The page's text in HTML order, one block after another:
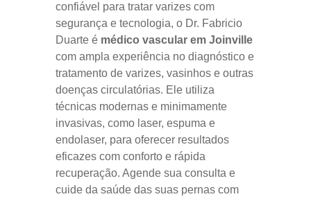
confiável para tratar varizes com
segurança e tecnologia, o Dr. Fabricio
Duarte é médico vascular em Joinville
com ampla experiência no diagnóstico e
tratamento de varizes, vasinhos e outras
doenças circulatórias. Ele utiliza
técnicas modernas e minimamente
invasivas, como laser, espuma e
endolaser, para oferecer resultados
eficazes com conforto e rápida
recuperação. Agende sua consulta e
cuide da saúde das suas pernas com